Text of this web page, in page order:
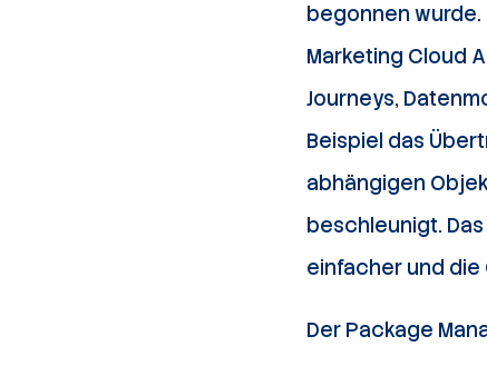
begonnen wurde.
Marketing Cloud
Journeys,
Beispiel das
abhängigen
beschleunigt.
einfacher und die
Der Package